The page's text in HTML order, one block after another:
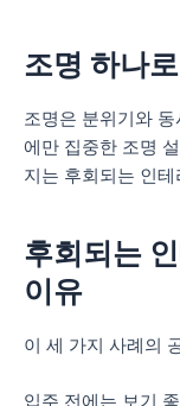
조명 하나
조명은 분위기와
에만 집중한 조명
지는 후회되는 인
후회되는
이유
이 세 가지 사례의
입주 전에는 보기